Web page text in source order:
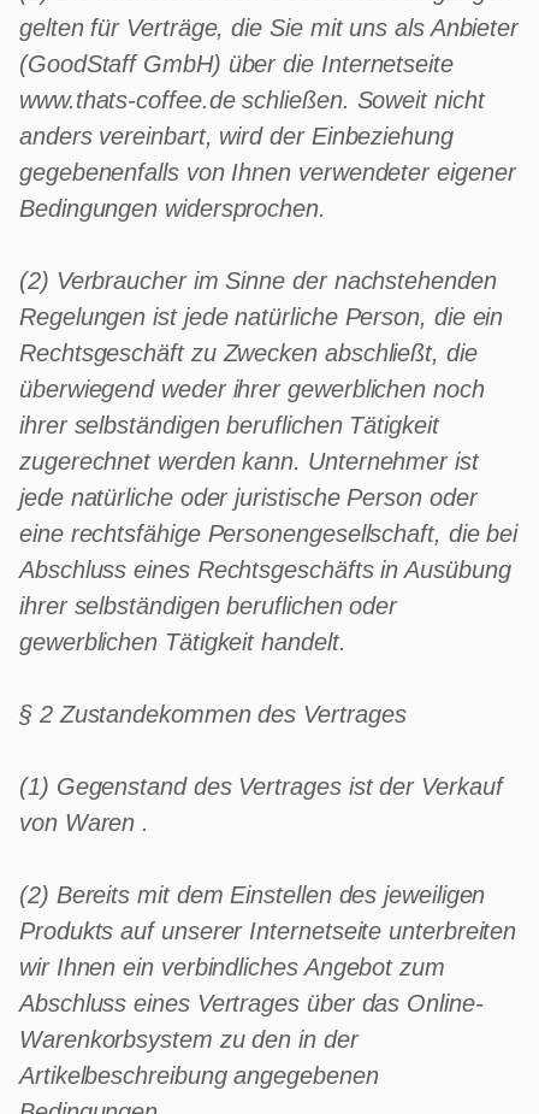
B2B
Lohnabfüllung für Röster
International
06 Shop +
Zubehör
Geschenkideen
All About Mushroom
Alle Produkte
07 Kaffeetest
08 Laden
10 Kurse
gelten für Verträge, die Sie mit uns als Anbieter
(GoodStaff GmbH) über die Internetseite
www.thats-coffee.de schließen. Soweit nicht
anders vereinbart, wird der Einbeziehung
gegebenenfalls von Ihnen verwendeter eigener
Bedingungen widersprochen.
(2) Verbraucher im Sinne der nachstehenden
Regelungen ist jede natürliche Person, die ein
Rechtsgeschäft zu Zwecken abschließt, die
überwiegend weder ihrer gewerblichen noch
ihrer selbständigen beruflichen Tätigkeit
zugerechnet werden kann. Unternehmer ist
jede natürliche oder juristische Person oder
eine rechtsfähige Personengesellschaft, die bei
Abschluss eines Rechtsgeschäfts in Ausübung
ihrer selbständigen beruflichen oder
gewerblichen Tätigkeit handelt.
§ 2 Zustandekommen des Vertrages
(1) Gegenstand des Vertrages ist der Verkauf
von Waren .
(2) Bereits mit dem Einstellen des jeweiligen
Produkts auf unserer Internetseite unterbreiten
wir Ihnen ein verbindliches Angebot zum
Abschluss eines Vertrages über das Online-
Warenkorbsystem zu den in der
Artikelbeschreibung angegebenen